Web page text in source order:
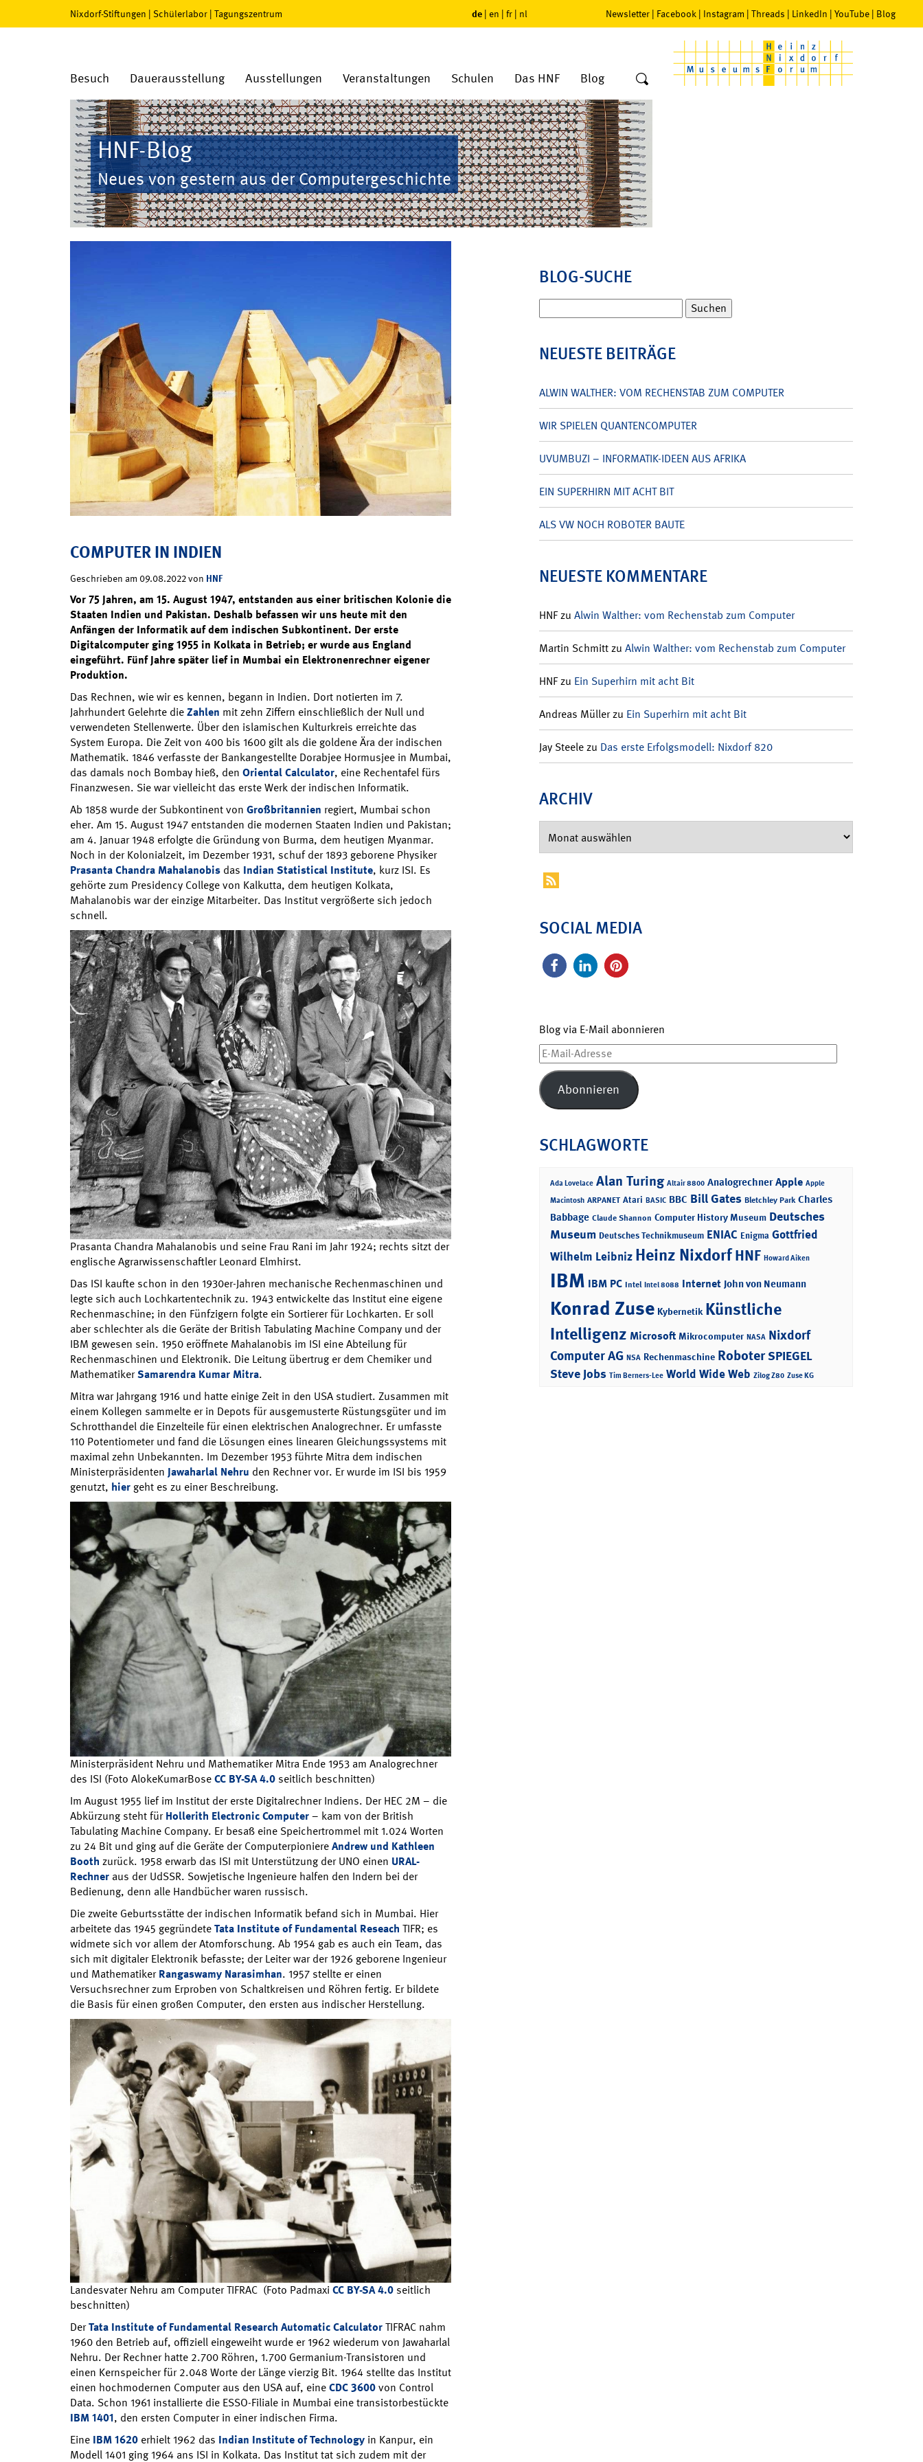
Nixdorf-Stiftungen | Schülerlabor | Tagungszentrum de | en | fr | nl Newsletter | Facebook | Instagram | Threads | LinkedIn | YouTube | Blog
Besuch Dauerausstellung Ausstellungen Veranstaltungen Schulen Das HNF Blog
HNF-Blog
Neues von gestern aus der Computergeschichte
COMPUTER IN INDIEN
Geschrieben am 09.08.2022 von HNF
Vor 75 Jahren, am 15. August 1947, entstanden aus einer britischen Kolonie die
Staaten Indien und Pakistan. Deshalb befassen wir uns heute mit den
Anfängen der Informatik auf dem indischen Subkontinent. Der erste
Digitalcomputer ging 1955 in Kolkata in Betrieb; er wurde aus England
eingeführt. Fünf Jahre später lief in Mumbai ein Elektronenrechner eigener
Produktion.
Das Rechnen, wie wir es kennen, begann in Indien. Dort notierten im 7.
Jahrhundert Gelehrte dieZahlen mit zehn Ziffern einschließlich der Null und
verwendeten Stellenwerte. Über den islamischen Kulturkreis erreichte das
System Europa. Die Zeit von 400 bis 1600 gilt als die goldene Ära der indischen
Mathematik. 1846 verfasste der Bankangestellte Dorabjee Hormusjee in Mumbai,
das damals noch Bombay hieß, den Oriental Calculator, eine Rechentafel fürs
Finanzwesen. Sie war vielleicht das erste Werk der indischen Informatik.
Ab 1858 wurde der Subkontinent von Großbritannien regiert, Mumbai schon
eher. Am 15. August 1947 entstanden die modernen Staaten Indien und Pakistan;
am 4. Januar 1948 erfolgte die Gründung von Burma, dem heutigen Myanmar.
Noch in der Kolonialzeit, im Dezember 1931, schuf der 1893 geborene Physiker
Prasanta Chandra Mahalanobis das Indian Statistical Institute, kurz ISI. Es
gehörte zum Presidency College von Kalkutta, dem heutigen Kolkata,
Mahalanobis war der einzige Mitarbeiter. Das Institut vergrößerte sich jedoch
schnell.
Prasanta Chandra Mahalanobis und seine Frau Rani im Jahr 1924; rechts sitzt der
englische Agrarwissenschaftler Leonard Elmhirst.
Das ISI kaufte schon in den 1930er-Jahren mechanische Rechenmaschinen und
legte sich auch Lochkartentechnik zu. 1943 entwickelte das Institut eine eigene
Rechenmaschine; in den Fünfzigern folgte ein Sortierer für Lochkarten. Er soll
aber schlechter als die Geräte der British Tabulating Machine Company und der
IBM gewesen sein. 1950 eröffnete Mahalanobis im ISI eine Abteilung für
Rechenmaschinen und Elektronik. Die Leitung übertrug er dem Chemiker und
MathematikerSamarendra Kumar Mitra.
Mitra war Jahrgang 1916 und hatte einige Zeit in den USA studiert. Zusammen mit
einem Kollegen sammelte er in Depots für ausgemusterte Rüstungsgüter und im
Schrotthandel die Einzelteile für einen elektrischen Analogrechner. Er umfasste
110 Potentiometer und fand die Lösungen eines linearen Gleichungssystems mit
maximal zehn Unbekannten. Im Dezember 1953 führte Mitra dem indischen
Ministerpräsidenten Jawaharlal Nehru den Rechner vor. Er wurde im ISI bis 1959
genutzt, hiergeht es zu einer Beschreibung.
Ministerpräsident Nehru und Mathematiker Mitra Ende 1953 am Analogrechner
des ISI (Foto AlokeKumarBoseCC BY-SA 4.0 seitlich beschnitten)
Im August 1955 lief im Institut der erste Digitalrechner Indiens. Der HEC 2M – die
Abkürzung steht fürHollerith Electronic Computer– kam von der British
Tabulating Machine Company. Er besaß eine Speichertrommel mit 1.024 Worten
zu 24 Bit und ging auf die Geräte der ComputerpioniereAndrew und Kathleen
Booth zurück. 1958 erwarb das ISI mit Unterstützung der UNO einen URAL-
Rechner aus der UdSSR. Sowjetische Ingenieure halfen den Indern bei der
Bedienung, denn alle Handbücher waren russisch.
Die zweite Geburtsstätte der indischen Informatik befand sich in Mumbai. Hier
arbeitete das 1945 gegründeteTata Institute of Fundamental Reseach TIFR; es
widmete sich vor allem der Atomforschung. Ab 1954 gab es auch ein Team, das
sich mit digitaler Elektronik befasste; der Leiter war der 1926 geborene Ingenieur
und MathematikerRangaswamy Narasimhan. 1957 stellte er einen
Versuchsrechner zum Erproben von Schaltkreisen und Röhren fertig. Er bildete
die Basis für einen großen Computer, den ersten aus indischer Herstellung.
Landesvater Nehru am Computer TIFRAC (Foto Padmaxi CC BY-SA 4.0 seitlich
beschnitten)
DerTata Institute of Fundamental Research Automatic CalculatorTIFRAC nahm
1960 den Betrieb auf, offiziell eingeweiht wurde er 1962 wiederum von Jawaharlal
Nehru. Der Rechner hatte 2.700 Röhren, 1.700 Germanium-Transistoren und
einen Kernspeicher für 2.048 Worte der Länge vierzig Bit. 1964 stellte das Institut
einen hochmodernen Computer aus den USA auf, eineCDC 3600von Control
Data. Schon 1961 installierte die ESSO-Filiale in Mumbai eine transistorbestückte
IBM 1401, den ersten Computer in einer indischen Firma.
Eine IBM 1620 erhielt 1962 das Indian Institute of Technology in Kanpur, ein
Modell 1401 ging 1964 ans ISI in Kolkata. Das Institut tat sich zudem mit der
BLOG-SUCHE
nach:
NEUESTE BEITRÄGE
ALWIN WALTHER: VOM RECHENSTAB ZUM COMPUTER
WIR SPIELEN QUANTENCOMPUTER
UVUMBUZI – INFORMATIK-IDEEN AUS AFRIKA
EIN SUPERHIRN MIT ACHT BIT
ALS VW NOCH ROBOTER BAUTE
NEUESTE KOMMENTARE
HNFzu Alwin Walther: vom Rechenstab zum Computer
Martin Schmittzu Alwin Walther: vom Rechenstab zum Computer
HNFzu Ein Superhirn mit acht Bit
Andreas Müllerzu Ein Superhirn mit acht Bit
Jay Steelezu Das erste Erfolgsmodell: Nixdorf 820
ARCHIV
SOCIAL MEDIA
Blog via E-Mail abonnieren
E-
Mail-
Adresse
Abonnieren
SCHLAGWORTE
Ada Lovelace Alan Turing Altair 8800 Analogrechner Apple Apple
Macintosh ARPANET Atari BASIC BBC Bill Gates Bletchley Park Charles
Babbage Claude Shannon Computer History Museum Deutsches
Museum Deutsches Technikmuseum ENIAC Enigma Gottfried
Wilhelm Leibniz Heinz NixdorfHNF Howard Aiken
IBM IBM PC Intel Intel 8088 Internet John von Neumann
Konrad Zuse Kybernetik Künstliche
Intelligenz Microsoft Mikrocomputer NASA Nixdorf
Computer AG NSA Rechenmaschine RoboterSPIEGEL
Steve Jobs Tim Berners-Lee World Wide Web Zilog Z80 Zuse KG